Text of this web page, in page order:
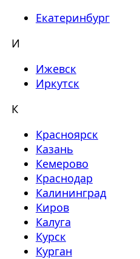
Екатеринбург
И
Ижевск
Иркутск
К
Красноярск
Казань
Кемерово
Краснодар
Калининград
Киров
Калуга
Курск
Курган